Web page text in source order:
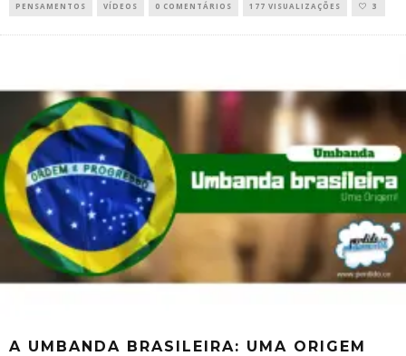
PENSAMENTOS VÍDEOS 0 COMENTÁRIOS 177 VISUALIZAÇÕES 3
A UMBANDA BRASILEIRA: UMA ORIGEM